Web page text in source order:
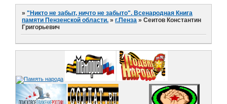
»"Никто не забыт, ничто не забыто". Всенародная Книга
памяти Пензенской области. »г.Пенза »Сеитов Константин
Григорьевич